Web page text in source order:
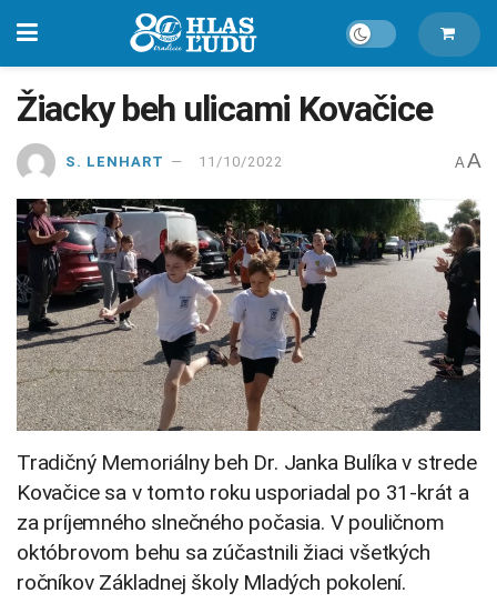
Žiacky beh ulicami Kovačice
S. LENHART 11/10/2022 A A
Tradičný Memoriálny beh Dr. Janka Bulíka v strede
Kovačice sa v tomto roku usporiadal po 31-krát a
za príjemného slnečného počasia. V pouličnom
októbrovom behu sa zúčastnili žiaci všetkých
ročníkov Základnej školy Mladých pokolení.